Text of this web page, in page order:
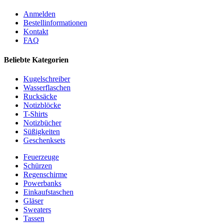
Anmelden
Bestellinformationen
Kontakt
FAQ
Beliebte Kategorien
Kugelschreiber
Wasserflaschen
Rucksäcke
Notizblöcke
T-Shirts
Notizbücher
Süßigkeiten
Geschenksets
Feuerzeuge
Schürzen
Regenschirme
Powerbanks
Einkaufstaschen
Gläser
Sweaters
Tassen